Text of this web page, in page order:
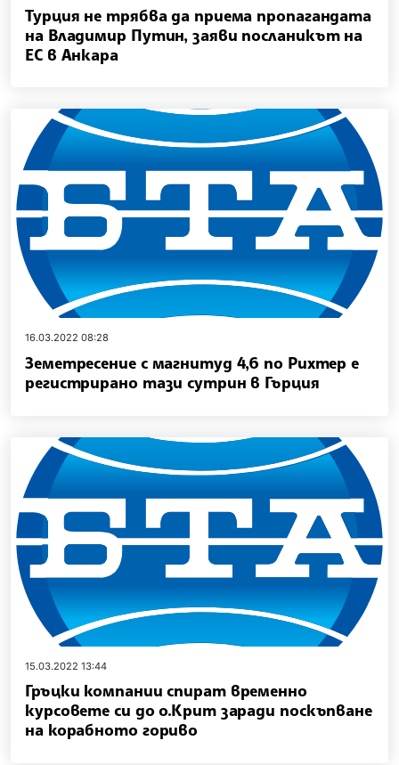
Турция не трябва да приема пропагандата
на Владимир Путин, заяви посланикът на
ЕС в Анкара
16.03.2022 08:28
Земетресение с магнитуд 4,6 по Рихтер е
регистрирано тази сутрин в Гърция
15.03.2022 13:44
Гръцки компании спират временно
курсовете си до о.Крит заради поскъпване
на корабното гориво